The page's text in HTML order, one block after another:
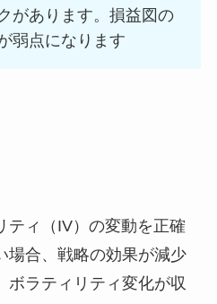
があります。損益図の
弱点になります
ティ（IV）の変動を正確
場合、戦略の効果が減少
ボラティリティ変化が収